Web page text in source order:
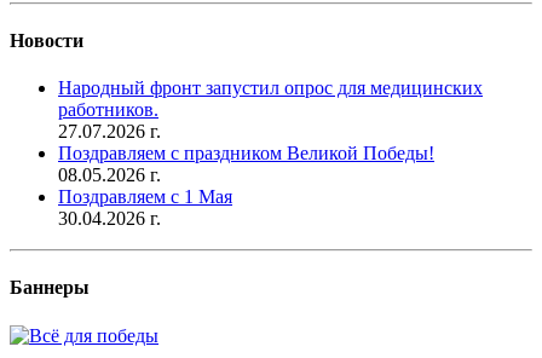
Новости
Народный фронт запустил опрос для медицинских
работников.
27.07.2026 г.
Поздравляем с праздником Великой Победы!
08.05.2026 г.
Поздравляем с 1 Мая
30.04.2026 г.
Баннеры